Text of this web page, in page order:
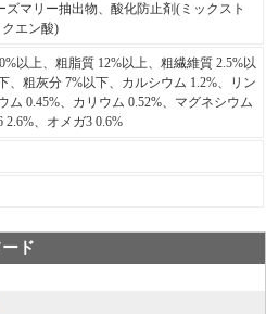
ズマリー抽出物、酸化防止剤(ミックスト
エン酸)
以上、粗脂質 12%以上、粗繊維質 2.5%以
、粗灰分 7%以下、カルシウム 1.2%、リン
ム 0.45%、カリウム 0.52%、マグネシウム
2.6%、オメガ3 0.6%
ド